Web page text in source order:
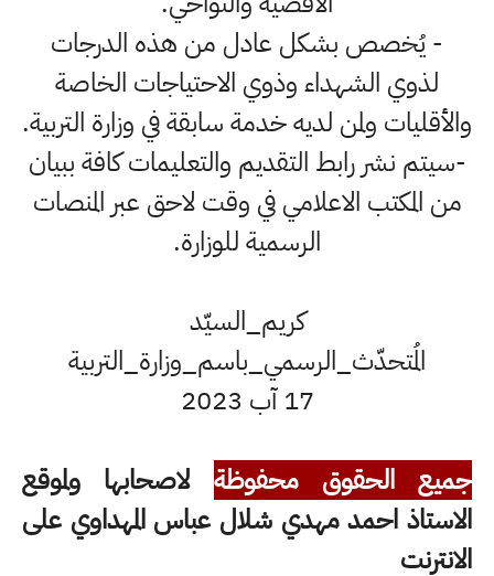
- يُخصص بشكل عادل من هذه الدرجات
لذوي الشهداء وذوي الاحتياجات الخاصة
والأقليات ولمن لديه خدمة سابقة في وزارة التربية.
-سيتم نشر رابط التقديم والتعليمات كافة ببيان
من المكتب الاعلامي في وقت لاحق عبر المنصات
الرسمية للوزارة.
كريم_السيّد
المُتحدّث_الرسمي_باسم_وزارة_التربية
17 آب 2023
جميع الحقوق محفوظة لاصحابها ولموقع
الاستاذ احمد مهدي شلال عباس المهداوي على
الانترنت